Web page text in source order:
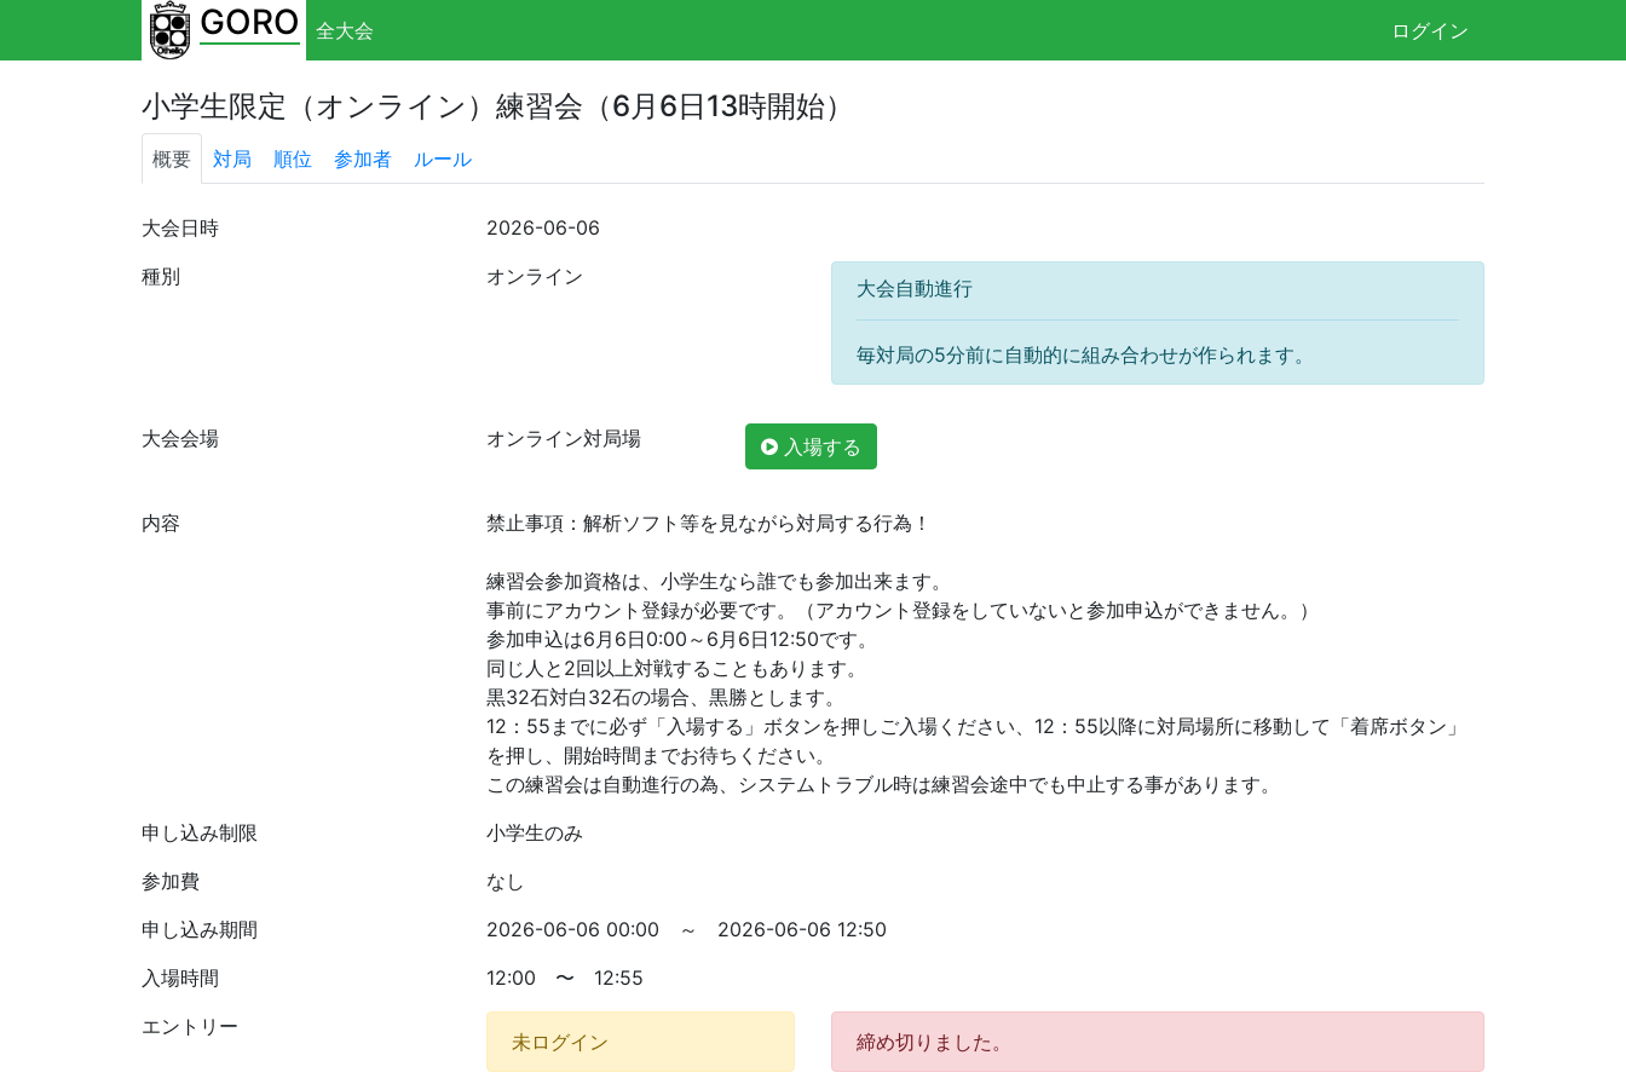
GORO 全大会 ログイン
小学生限定（オンライン）練習会（6月6日13時開始）
概要 対局 順位 参加者 ルール
大会日時
2026-06-06
種別
オンライン 大会自動進行
毎対局の5分前に自動的に組み合わせが作られます。
大会会場 オンライン対局場 入場する
内容 禁止事項：解析ソフト等を見ながら対局する行為！
練習会参加資格は、小学生なら誰でも参加出来ます。
事前にアカウント登録が必要です。（アカウント登録をしていないと参加申込ができません。）
参加申込は6月6日0:00～6月6日12:50です。
同じ人と2回以上対戦することもあります。
黒32石対白32石の場合、黒勝とします。
12：55までに必ず「入場する」ボタンを押しご入場ください、12：55以降に対局場所に移動して「着席ボタン」
を押し、開始時間までお待ちください。
この練習会は自動進行の為、システムトラブル時は練習会途中でも中止する事があります。
申し込み制限
小学生のみ
参加費
なし
申し込み期間
2026-06-06 00:00 ～ 2026-06-06 12:50
入場時間
12:00 〜 12:55
エントリー
未ログイン 締め切りました。